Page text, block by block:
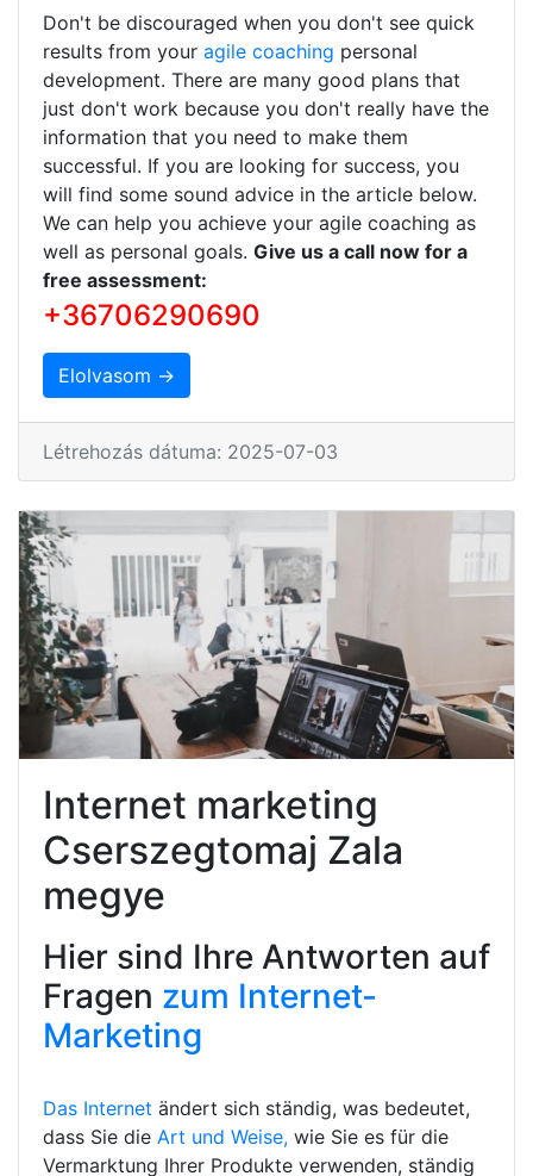
Don't be discouraged when you don't see quick
results from your agile coaching personal
development. There are many good plans that
just don't work because you don't really have the
information that you need to make them
successful. If you are looking for success, you
will find some sound advice in the article below.
We can help you achieve your agile coaching as
well as personal goals. Give us a call now for a
free assessment:
+36706290690
Elolvasom →
Létrehozás dátuma: 2025-07-03
Internet marketing
Cserszegtomaj Zala
megye
Hier sind Ihre Antworten auf
Fragen zum Internet-
Marketing
Das Internet ändert sich ständig, was bedeutet,
dass Sie die Art und Weise, wie Sie es für die
Vermarktung Ihrer Produkte verwenden, ständig